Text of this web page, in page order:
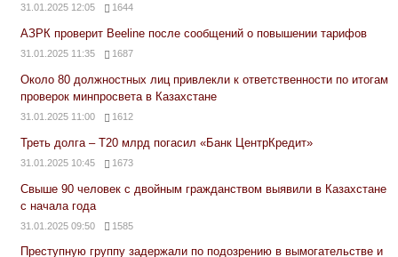
31.01.2025 12:05 1644
АЗРК проверит Beeline после сообщений о повышении тарифов
31.01.2025 11:35 1687
Около 80 должностных лиц привлекли к ответственности по итогам
проверок минпросвета в Казахстане
31.01.2025 11:00 1612
Треть долга – Т20 млрд погасил «Банк ЦентрКредит»
31.01.2025 10:45 1673
Свыше 90 человек с двойным гражданством выявили в Казахстане
с начала года
31.01.2025 09:50 1585
Преступную группу задержали по подозрению в вымогательстве и